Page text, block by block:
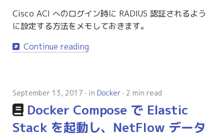
Cisco ACI へのログイン時に RADIUS 認証されるよう
に設定する方法をメモしておきます。
Continue reading
September 13, 2017 in Docker 2 min read
Docker Compose で Elastic
Stack を起動し、NetFlow データ